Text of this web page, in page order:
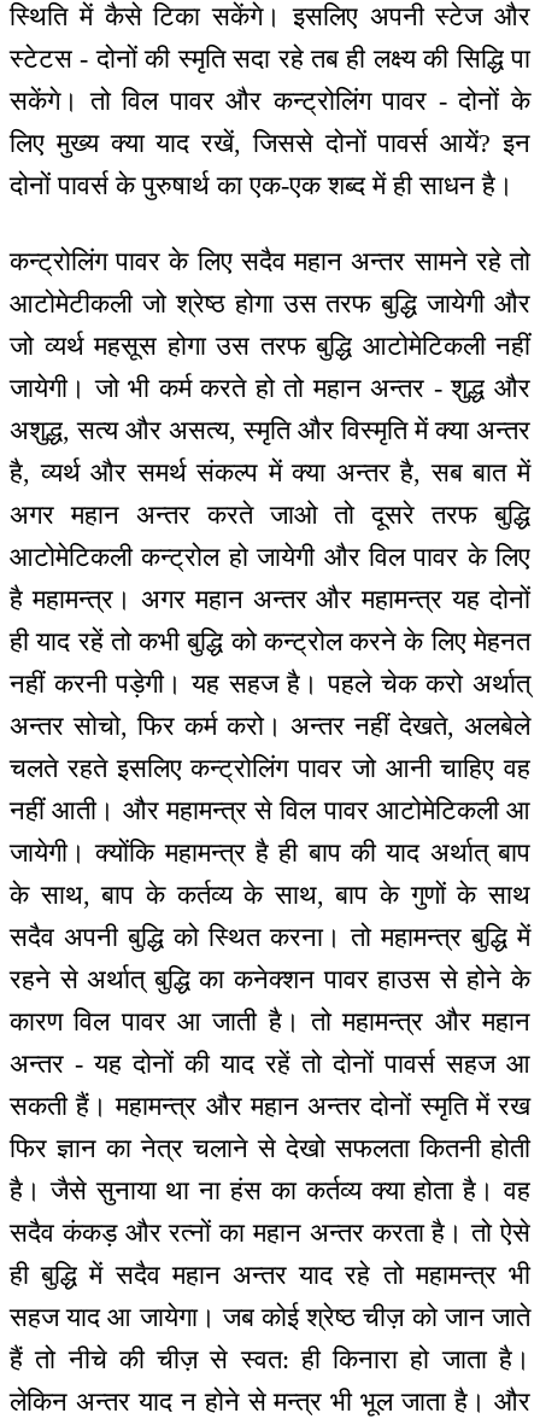
स्थिति में कैसे टिका सकेंगे। इसलिए अपनी स्टेज और
स्टेटस - दोनों की स्मृति सदा रहे तब ही लक्ष्य की सिद्धि पा
सकेंगे। तो विल पावर और कन्ट्रोलिंग पावर - दोनों के
लिए मुख्य क्या याद रखें, जिससे दोनों पावर्स आयें? इन
दोनों पावर्स के पुरुषार्थ का एक-एक शब्द में ही साधन है।
कन्ट्रोलिंग पावर के लिए सदैव महान अन्तर सामने रहे तो
आटोमेटीकली जो श्रेष्ठ होगा उस तरफ बुद्धि जायेगी और
जो व्यर्थ महसूस होगा उस तरफ बुद्धि आटोमेटिकली नहीं
जायेगी। जो भी कर्म करते हो तो महान अन्तर - शुद्ध और
अशुद्ध, सत्य और असत्य, स्मृति और विस्मृति में क्या अन्तर
है, व्यर्थ और समर्थ संकल्प में क्या अन्तर है, सब बात में
अगर महान अन्तर करते जाओ तो दूसरे तरफ बुद्धि
आटोमेटिकली कन्ट्रोल हो जायेगी और विल पावर के लिए
है महामन्त्र। अगर महान अन्तर और महामन्त्र यह दोनों
ही याद रहें तो कभी बुद्धि को कन्ट्रोल करने के लिए मेहनत
नहीं करनी पड़ेगी। यह सहज है। पहले चेक करो अर्थात्
अन्तर सोचो, फिर कर्म करो। अन्तर नहीं देखते, अलबेले
चलते रहते इसलिए कन्ट्रोलिंग पावर जो आनी चाहिए वह
नहीं आती। और महामन्त्र से विल पावर आटोमेटिकली आ
जायेगी। क्योंकि महामन्त्र है ही बाप की याद अर्थात् बाप
के साथ, बाप के कर्तव्य के साथ, बाप के गुणों के साथ
सदैव अपनी बुद्धि को स्थित करना। तो महामन्त्र बुद्धि में
रहने से अर्थात् बुद्धि का कनेक्शन पावर हाउस से होने के
कारण विल पावर आ जाती है। तो महामन्त्र और महान
अन्तर - यह दोनों की याद रहें तो दोनों पावर्स सहज आ
सकती हैं। महामन्त्र और महान अन्तर दोनों स्मृति में रख
फिर ज्ञान का नेत्र चलाने से देखो सफलता कितनी होती
है। जैसे सुनाया था ना हंस का कर्तव्य क्या होता है। वह
सदैव कंकड़ और रत्नों का महान अन्तर करता है। तो ऐसे
ही बुद्धि में सदैव महान अन्तर याद रहे तो महामन्त्र भी
सहज याद आ जायेगा। जब कोई श्रेष्ठ चीज़ को जान जाते
हैं तो नीचे की चीज़ से स्वत: ही किनारा हो जाता है।
लेकिन अन्तर याद न होने से मन्त्र भी भूल जाता है। और